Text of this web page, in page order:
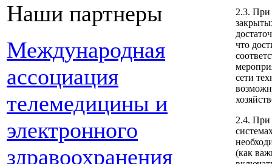
Наши партнеры
Международная
ассоциация
телемедицины и
электронного
здравоохранения
2.3. При
что
сети
2.4. При
(как